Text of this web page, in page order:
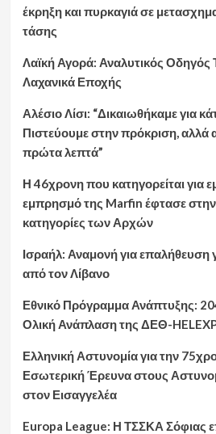
έκρηξη και πυρκαγιά σε
τάσης
Λαϊκή Αγορά: Αναλυτικός Οδηγός
Λαχανικά Εποχής
Αλέσιο Λίσι: “Δικαιωθήκαμε για
Πιστεύουμε στην πρόκριση, αλλά
πρώτα λεπτά”
Η 46χρονη που κατηγορείται για
εμπρησμό της Marfin έφτασε
κατηγορίες των Αρχών
Ισραήλ: Αναμονή για επαλήθευση
από τον Λίβανο
Εθνικό Πρόγραμμα Ανάπτυξης:
Ολική Ανάπλαση της ΔΕΘ-
Ελληνική Αστυνομία για την
Εσωτερική Έρευνα στους
στον Εισαγγελέα
Europa League: Η ΤΣΣΚΑ Σόφιας